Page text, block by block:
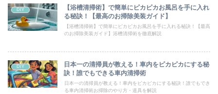
DIY
【浴槽清掃術】で簡単にピカピカお風呂を手に入れ
る秘訣！【最高のお掃除美装ガイド】
【浴槽清掃術】で簡単にピカピカお風呂を手に入れる秘訣！【最高
のお掃除美装ガイド】浴槽清掃術を徹底解説
DIY
日本一の清掃員が教える！車内をピカピカにする秘
訣！誰でもできる車内清掃術
日本一の清掃員が教える！車内をピカピカにする秘訣！誰でもでき
る車内清掃術お掃除のやり方・道具を解説